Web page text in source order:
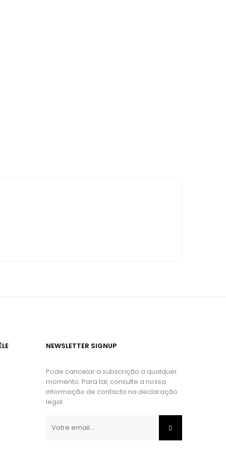
NEWSLETTER SIGNUP
Pode cancelar a subscrição a qualquer
momento. Para tal, consulte a nossa
informação de contacto na declaração
legal.